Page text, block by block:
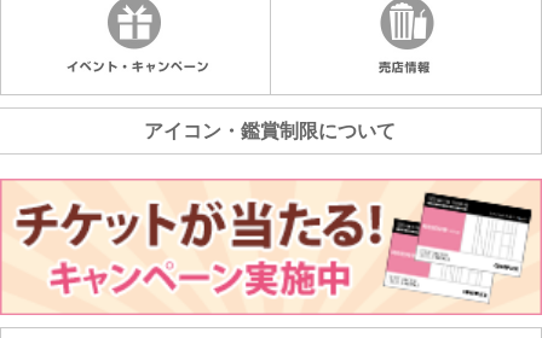
アイコン・鑑賞制限について